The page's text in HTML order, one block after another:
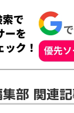
集部 関連